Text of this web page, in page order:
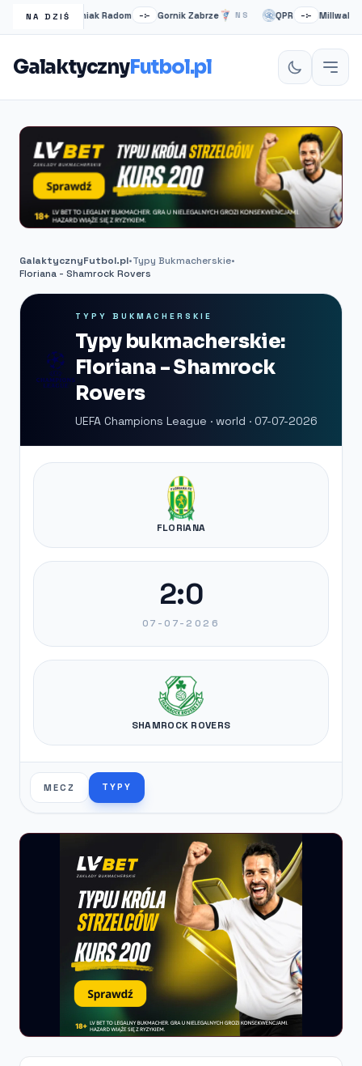
NA DZIŚ
Radomiak Radom –:– Gornik Zabrze NS QPR –:– Millwall
GalaktycznyFutbol.pl
GalaktycznyFutbol.pl•Typy Bukmacherskie•
Floriana - Shamrock Rovers
TYPY BUKMACHERSKIE
Typy bukmacherskie:
Floriana - Shamrock
Rovers
UEFA Champions League · world · 07-07-2026
FLORIANA
2:0
07-07-2026
SHAMROCK ROVERS
MECZ TYPY